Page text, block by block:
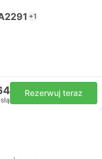
+1
Rezerwuj teraz